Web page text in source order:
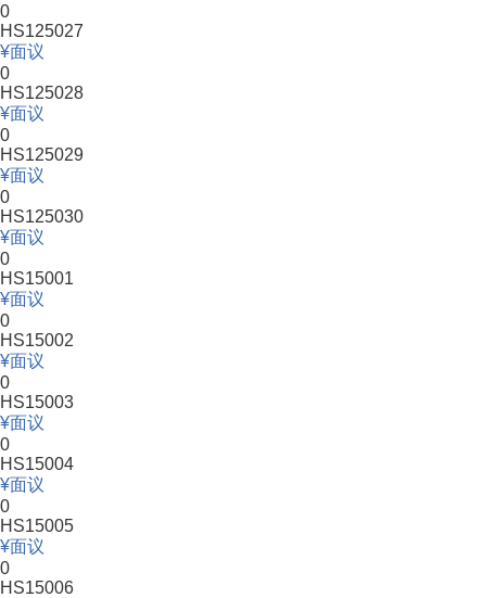
0
HS125027
面议
0
HS125028
面议
0
HS125029
面议
0
HS125030
面议
0
HS15001
面议
0
HS15002
面议
0
HS15003
面议
0
HS15004
面议
0
HS15005
面议
0
HS15006